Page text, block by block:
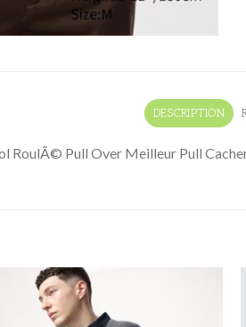
DESCRIPTION
RoulÃ© Pull Over Meilleur Pull